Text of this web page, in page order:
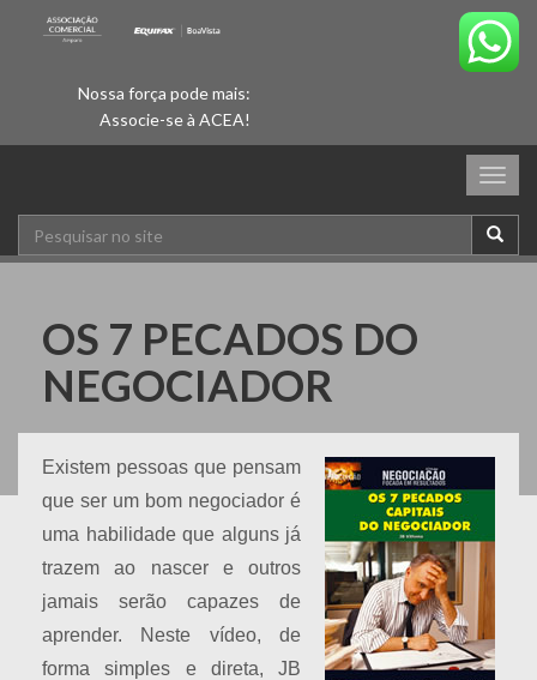
Nossa força pode mais:
Associe-se à ACEA!
OS 7 PECADOS DO
NEGOCIADOR
Existem pessoas que pensam
que ser um bom negociador é
uma habilidade que alguns já
trazem ao nascer e outros
jamais serão capazes de
aprender. Neste vídeo, de
forma simples e direta, JB